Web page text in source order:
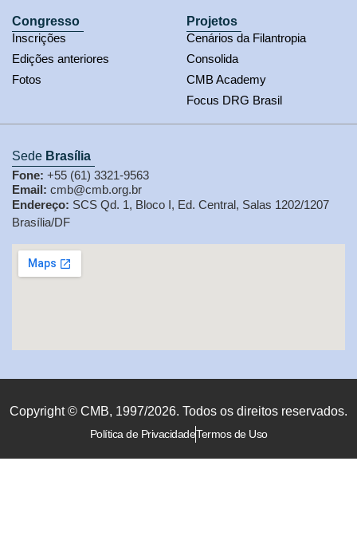
Congresso
Inscrições
Edições anteriores
Fotos
Projetos
Cenários da Filantropia
Consolida
CMB Academy
Focus DRG Brasil
Sede Brasília
Fone: +55 (61) 3321-9563
Email: cmb@cmb.org.br
Endereço: SCS Qd. 1, Bloco I, Ed. Central, Salas 1202/1207
Brasília/DF
Copyright © CMB, 1997/2026. Todos os direitos reservados.
Política de PrivacidadeTermos de Uso